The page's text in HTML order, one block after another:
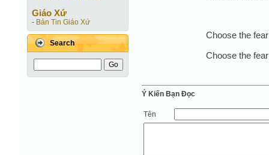
Giáo Xứ
- Bản Tin Giáo Xứ
Search
Choose the
Choose the
Ý Kiến Bạn Ðọc
Tên